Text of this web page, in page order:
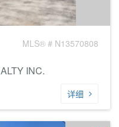
MLS® # N13570808
INC.
详细